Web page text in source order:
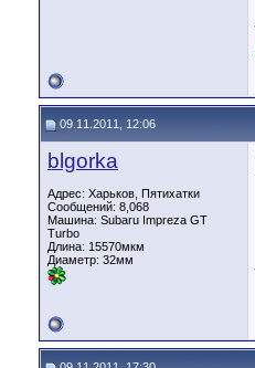
09.11.2011, 12:06
blgorka
Адрес: Харьков, Пятихатки
Сообщений: 8,068
Машина: Subaru Impreza GT
Turbo
Длина: 15570мкм
Диаметр: 32мм